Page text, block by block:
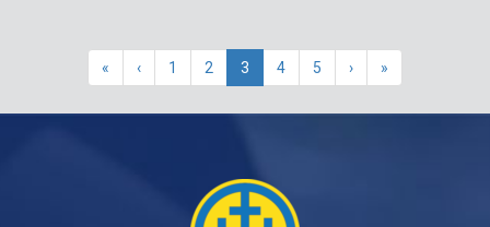
« ‹ 1 2 3 4 5 › »